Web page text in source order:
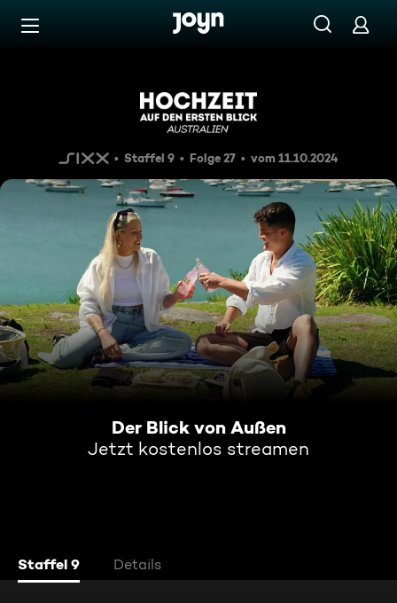
Zum Inhalt springen
Der Blick von Außen
Staffel 9 Folge 27 vom 11.10.2024
Der Blick von Außen
Jetzt kostenlos streamen
Staffel 9 Details